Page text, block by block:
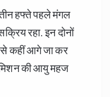
हफ्ते पहले मंगल
रहा. इन दोनों
से कहीं आगे जा कर
मिशन की आयु महज